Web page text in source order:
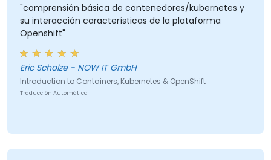
"comprensión básica de contenedores/kubernetes y
su interacción características de la plataforma
Openshift"
Eric Scholze - NOW IT GmbH
Introduction to Containers, Kubernetes & OpenShift
Traducción Automática